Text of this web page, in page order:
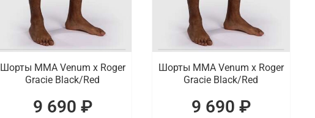
Шорты ММА Venum x Roger
Gracie Black/Red
9 690 ₽
Шорты ММА Venum x Roger
Gracie Black/Red
9 690 ₽